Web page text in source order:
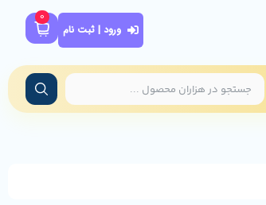
ورود | ثبت نام
0